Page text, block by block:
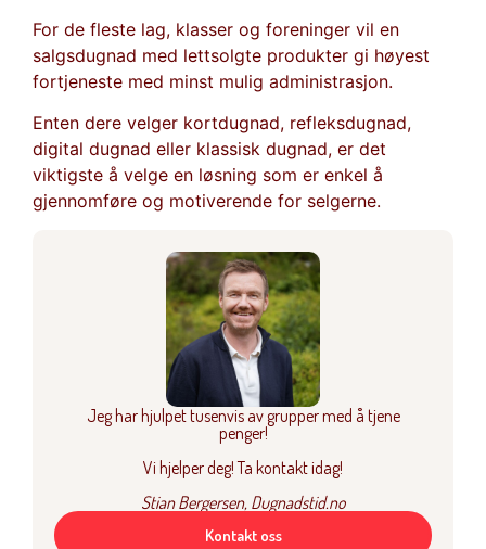
For de fleste lag, klasser og foreninger vil en
salgsdugnad med lettsolgte produkter gi høyest
fortjeneste med minst mulig administrasjon.
Enten dere velger kortdugnad, refleksdugnad,
digital dugnad eller klassisk dugnad, er det
viktigste å velge en løsning som er enkel å
gjennomføre og motiverende for selgerne.
Jeg har hjulpet tusenvis av grupper med å tjene
penger!
Vi hjelper deg! Ta kontakt idag!
Stian Bergersen, Dugnadstid.no
Kontakt oss